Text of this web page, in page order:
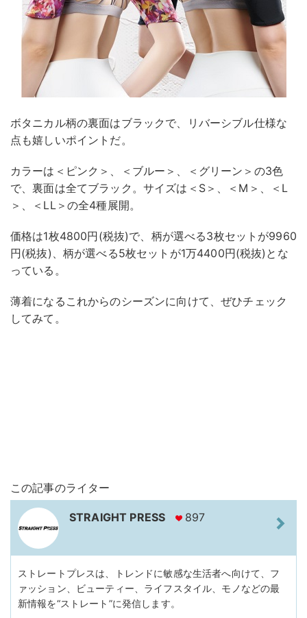
ボタニカル柄の裏面はブラックで、リバーシブル仕様な
点も嬉しいポイントだ。
カラーは＜ピンク＞、＜ブルー＞、＜グリーン＞の3色
で、裏面は全てブラック。サイズは＜S＞、＜M＞、＜L
＞、＜LL＞の全4種展開。
価格は1枚4800円(税抜)で、柄が選べる3枚セットが9960
円(税抜)、柄が選べる5枚セットが1万4400円(税抜)とな
っている。
薄着になるこれからのシーズンに向けて、ぜひチェック
してみて。
この記事のライター
STRAIGHT PRESS 897
ストレートプレスは、トレンドに敏感な生活者へ向けて、フ
ァッション、ビューティー、ライフスタイル、モノなどの最
新情報を“ストレート”に発信します。